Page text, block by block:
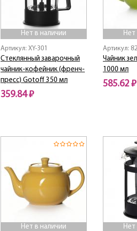
Нет в наличии
Артикул: XY-301
Стеклянный заварочный
чайник-кофейник (френч-
пресс) Gotoff 350 мл
359.84 ₽
Нет
Артикул:
Чайник
1000 мл
585.62 ₽
Нет в наличии Нет